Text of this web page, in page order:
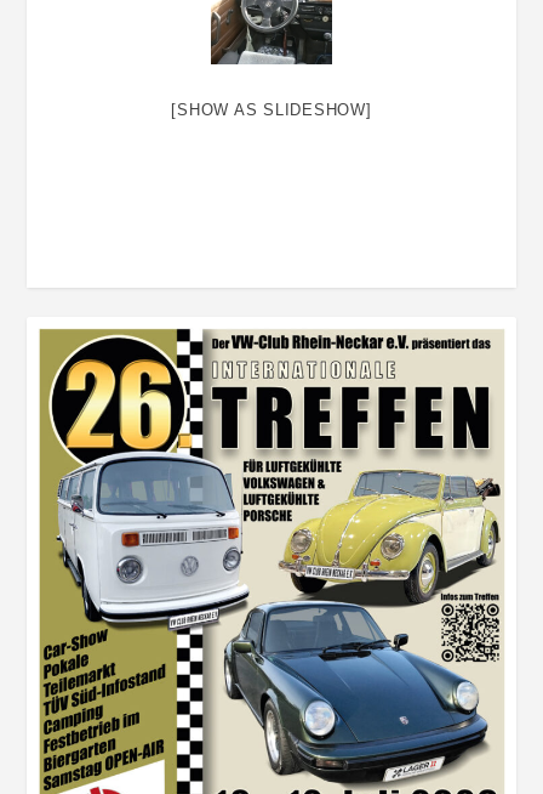
[SHOW AS SLIDESHOW]